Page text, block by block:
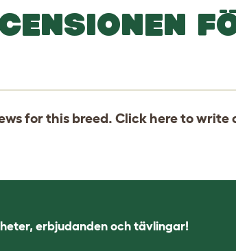
for this breed. Click hereto write
erbjudanden och tävlingar!